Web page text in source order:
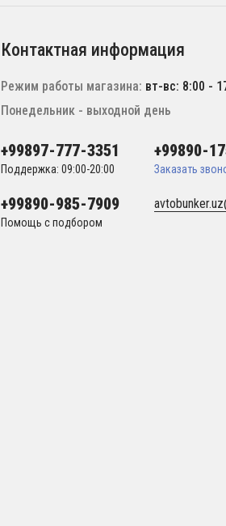
Контактная информация
Режим работы магазина: вт-вс: 8:00 -
Понедельник - выходной день
+99897-777-3351
Поддержка: 09:00-20:00
+99890-
Заказать
+99890-985-7909
Помощь с подбором